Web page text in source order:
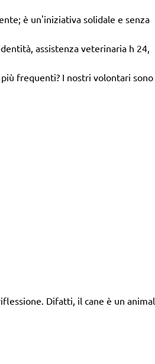
è un'iniziativa solidale e senza
assistenza veterinaria h 24,
frequenti? I nostri volontari sono
Difatti, il cane è un